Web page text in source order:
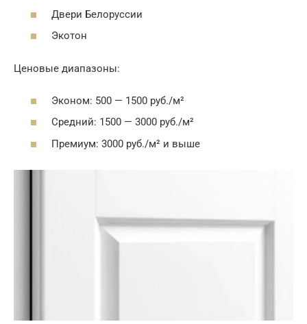
Двери Белоруссии
Экотон
Ценовые диапазоны:
Эконом: 500 — 1500 руб./м²
Средний: 1500 — 3000 руб./м²
Премиум: 3000 руб./м² и выше